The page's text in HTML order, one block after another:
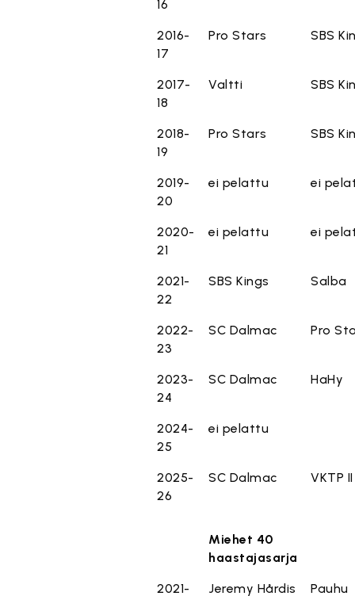
16
2016-
17
Pro Stars SBS
2017-
18
Valtti SBS
2018-
19
Pro Stars SBS
2019-
20
ei pelattu ei
2020-
21
ei pelattu ei
2021-
22
SBS Kings Salba
2022-
23
SC Dalmac Pro
2023-
24
SC Dalmac HaHy
2024-
25
ei pelattu
2025-
26
SC Dalmac VKTP II
Miehet 40
haastajasarja
2021- Jeremy Hårdis Pauhu